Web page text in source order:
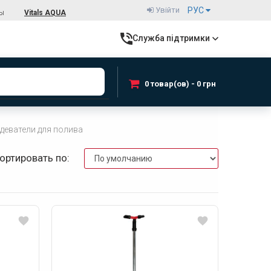
Vitals AQUA РУС
Увійти
Служба підтримки
0 товар(ов) - 0 грн
для полива
по: